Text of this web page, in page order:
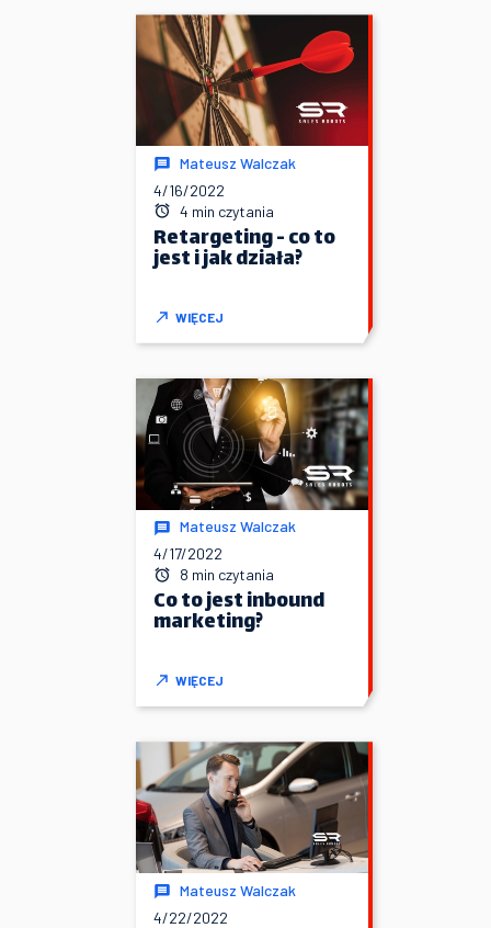
Mateusz Walczak
4/16/2022
4 min czytania
Retargeting - co to
jest i jak działa?
WIĘCEJ
Mateusz Walczak
4/17/2022
8 min czytania
Co to jest inbound
marketing?
WIĘCEJ
Mateusz Walczak
4/22/2022